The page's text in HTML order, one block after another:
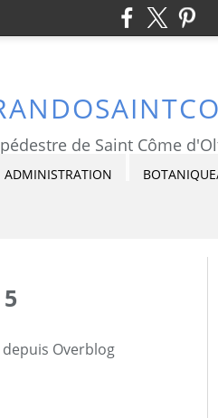
de Saint Côme
ADMINISTRATION
Overblog